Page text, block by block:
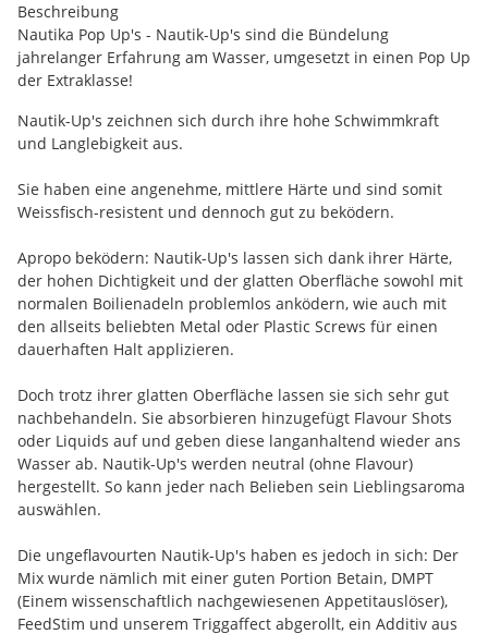
Beschreibung
Nautika Pop Up's - Nautik-Up's sind die Bündelung
jahrelanger Erfahrung am Wasser, umgesetzt in einen Pop Up
der Extraklasse!
Nautik-Up's zeichnen sich durch ihre hohe Schwimmkraft
und Langlebigkeit aus.
Sie haben eine angenehme, mittlere Härte und sind somit
Weissfisch-resistent und dennoch gut zu beködern.
Apropo beködern: Nautik-Up's lassen sich dank ihrer Härte,
der hohen Dichtigkeit und der glatten Oberfläche sowohl mit
normalen Boilienadeln problemlos anködern, wie auch mit
den allseits beliebten Metal oder Plastic Screws für einen
dauerhaften Halt applizieren.
Doch trotz ihrer glatten Oberfläche lassen sie sich sehr gut
nachbehandeln. Sie absorbieren hinzugefügt Flavour Shots
oder Liquids auf und geben diese langanhaltend wieder ans
Wasser ab. Nautik-Up's werden neutral (ohne Flavour)
hergestellt. So kann jeder nach Belieben sein Lieblingsaroma
auswählen.
Die ungeflavourten Nautik-Up's haben es jedoch in sich: Der
Mix wurde nämlich mit einer guten Portion Betain, DMPT
(Einem wissenschaftlich nachgewiesenen Appetitauslöser),
FeedStim und unserem Triggaffect abgerollt, ein Additiv aus